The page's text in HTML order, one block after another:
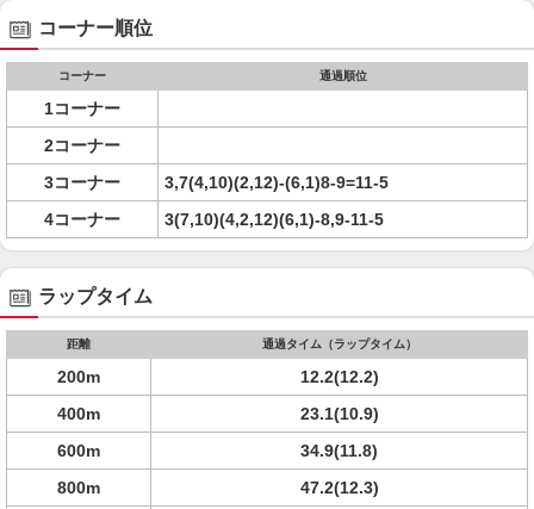
コーナー順位
コーナー 通過順位
1コーナー
2コーナー
3コーナー
3,7(4,10)(2,12)-(6,1)8-9=11-5
4コーナー
3(7,10)(4,2,12)(6,1)-8,9-11-5
ラップタイム
距離 通過タイム（ラップタイム）
200m
12.2(12.2)
400m
23.1(10.9)
600m
34.9(11.8)
800m
47.2(12.3)